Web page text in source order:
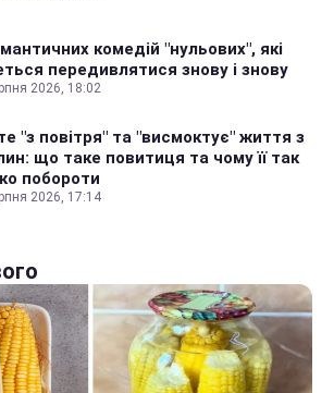
комедій "нульових", які
передивлятися знову і знову
2026, 18:02
"з повітря" та "висмоктує" життя з
що таке повитиця та чому її так
побороти
2026, 17:14